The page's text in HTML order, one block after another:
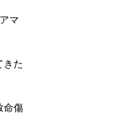
マ
きた
命傷